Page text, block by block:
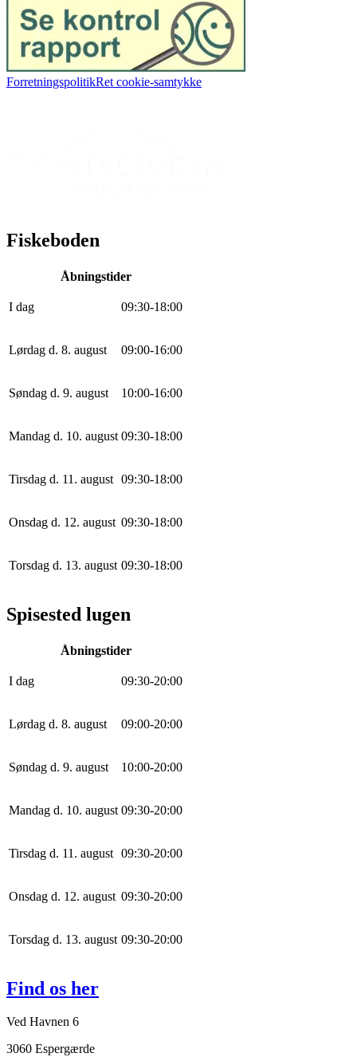
ForretningspolitikRet cookie-samtykke
Fiskeboden
Åbningstider
I dag 09:30-18:00
Lørdag d. 8. august 09:00-16:00
Søndag d. 9. august 10:00-16:00
Mandag d. 10. august 09:30-18:00
Tirsdag d. 11. august 09:30-18:00
Onsdag d. 12. august 09:30-18:00
Torsdag d. 13. august 09:30-18:00
Spisested lugen
Åbningstider
I dag 09:30-20:00
Lørdag d. 8. august 09:00-20:00
Søndag d. 9. august 10:00-20:00
Mandag d. 10. august 09:30-20:00
Tirsdag d. 11. august 09:30-20:00
Onsdag d. 12. august 09:30-20:00
Torsdag d. 13. august 09:30-20:00
Find os her
Ved Havnen 6
3060 Espergærde